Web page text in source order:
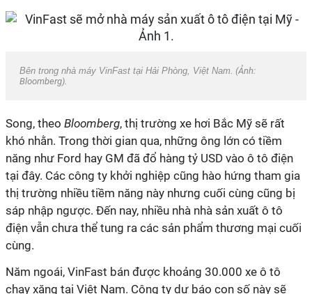
Bên trong nhà máy VinFast tại Hải Phòng, Việt Nam. (Ảnh:
Bloomberg).
Song, theo Bloomberg, thị trường xe hơi Bắc Mỹ sẽ rất
khó nhằn. Trong thời gian qua, những ông lớn có tiềm
năng như Ford hay GM đã đổ hàng tỷ USD vào ô tô điện
tại đây. Các công ty khởi nghiệp cũng hào hứng tham gia
thị trường nhiều tiềm năng này nhưng cuối cùng cũng bị
sáp nhập ngược. Đến nay, nhiều nhà nhà sản xuất ô tô
điện vẫn chưa thể tung ra các sản phẩm thương mại cuối
cùng.
Năm ngoái, VinFast bán được khoảng 30.000 xe ô tô
chạy xăng tại Việt Nam. Công ty dự báo con số này sẽ